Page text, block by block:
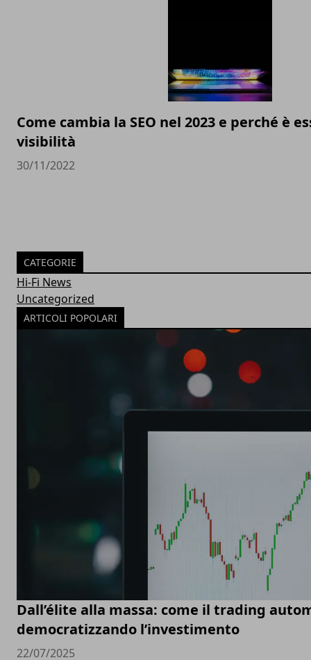
Come cambia la SEO nel 2023 e perché è
visibilità
30/11/2022
CATEGORIE
Hi-Fi News
Uncategorized
ARTICOLI POPOLARI
Dall’élite alla massa: come il trading
democratizzando l’investimento
22/07/2025